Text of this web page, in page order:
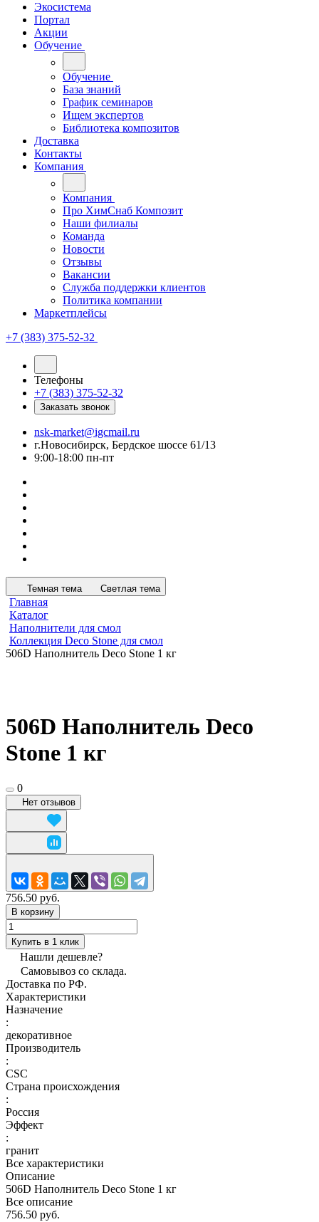
Экосистема
Портал
Акции
Обучение
Обучение
База знаний
График семинаров
Ищем экспертов
Библиотека композитов
Доставка
Контакты
Компания
Компания
Про ХимСнаб Композит
Наши филиалы
Команда
Новости
Отзывы
Вакансии
Служба поддержки клиентов
Политика компании
Маркетплейсы
+7 (383) 375-52-32
Телефоны
+7 (383) 375-52-32
Заказать звонок
nsk-market@igcmail.ru
г.Новосибирск, Бердское шоссе 61/13
9:00-18:00 пн-пт
Темная тема Светлая тема
Главная
Каталог
Наполнители для смол
Коллекция Deco Stone для смол
506D Наполнитель Deco Stone 1 кг
506D Наполнитель Deco
Stone 1 кг
0
Нет отзывов
756.50 руб.
В корзину
Купить в 1 клик
Нашли дешевле?
Самовывоз со склада.
Доставка по РФ.
Характеристики
Назначение
:
декоративное
Производитель
:
CSC
Страна происхождения
:
Россия
Эффект
:
гранит
Все характеристики
Описание
506D Наполнитель Deco Stone 1 кг
Все описание
756.50 руб.